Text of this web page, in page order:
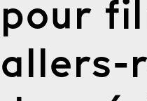
pour
allers-